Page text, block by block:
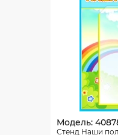
Модель:
Стенд Наши